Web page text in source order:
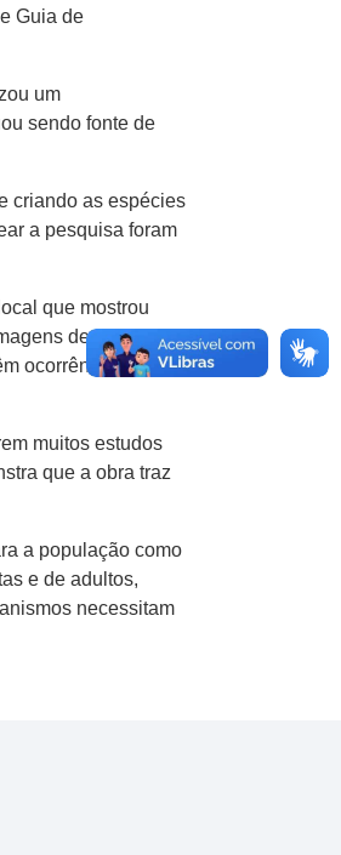
Guia de
um
sendo fonte de
criando as espécies
a pesquisa foram
que mostrou
de lagartas eu
ocorrência
muitos estudos
que a obra traz
a população como
e de adultos,
necessitam